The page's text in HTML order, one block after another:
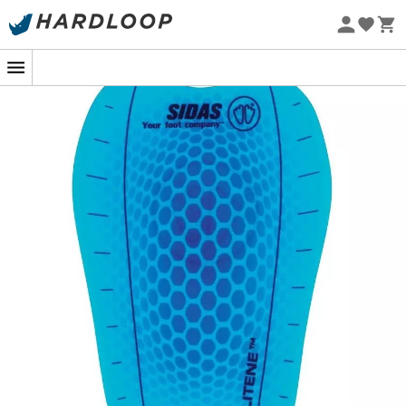
Zomeraanbiedingen 🔥 -5% EXTRA vanaf 2 producten* met